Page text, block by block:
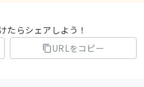
たらシェアしよう！
URLをコピー